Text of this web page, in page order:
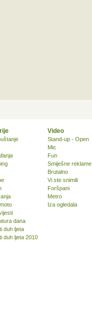
dana
duh ljeta
duh ljeta 2010
Video
Stand-up - Open
Mic
Fun
Smiješne reklame
Brutalno
Vi ste snimili
Foršpani
Metro
Iza ogledala